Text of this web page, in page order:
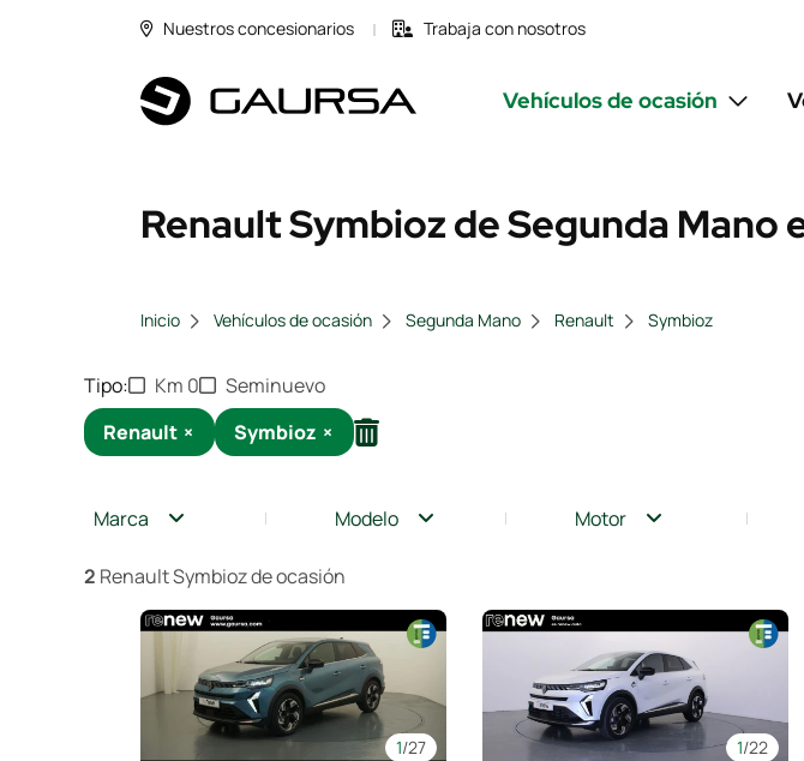
Nuestros concesionarios Trabaja con nosotros
Vehículos de ocasión
Renault Symbioz de Segunda Mano
Inicio Vehículos de ocasión Segunda Mano Renault Symbioz
Tipo Km 0
Seminuevo
Renault × Symbioz ×
Marca Modelo Motor
2 Renault Symbioz de ocasión
1/27 1/22